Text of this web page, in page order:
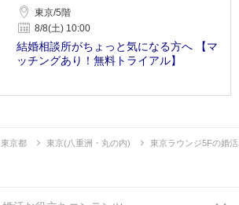
東京/5階
8/8(土) 10:00
結婚相談所がちょっと気になる方へ 【マ
ッチングあり！無料トライアル】
東京都 東京(八重洲・丸の内) 東京ラウンジ5Fの婚